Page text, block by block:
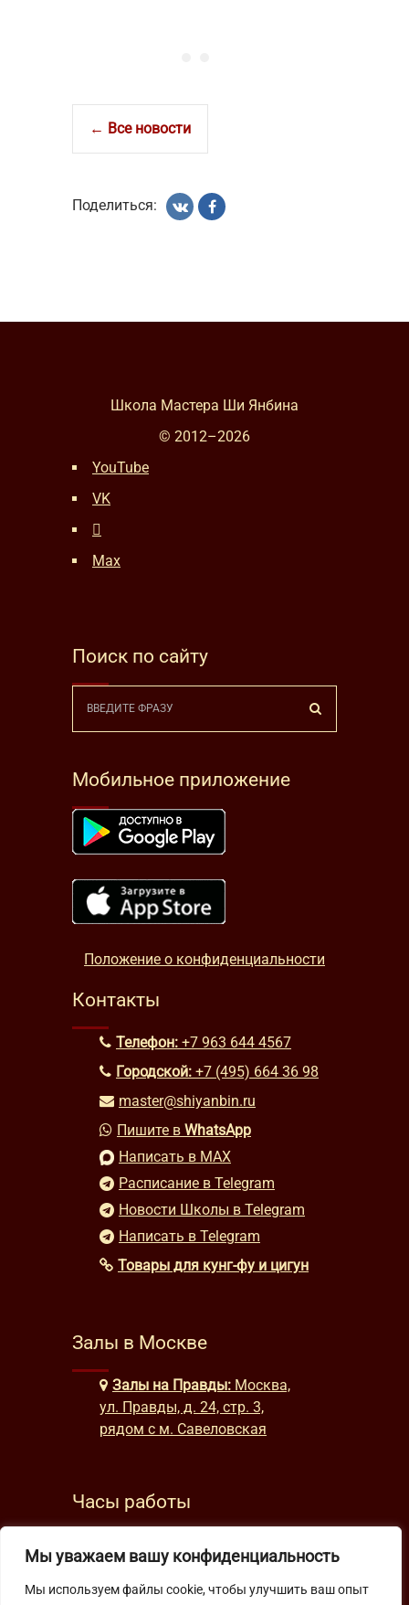
Мы уважаем вашу конфиденциальность
Мы используем файлы cookie, чтобы улучшить ваш опыт
← Все новости
Поделиться:
Школа Мастера Ши Янбина
© 2012–2026
YouTube
VK
Max
Поиск по сайту
Мобильное приложение
Положение о конфиденциальности
Контакты
Телефон: +7 963 644 4567
Городской: +7 (495) 664 36 98
master@shiyanbin.ru
Пишите в WhatsApp
Написать в MAX
Расписание в Telegram
Новости Школы в Telegram
Написать в Telegram
Товары для кунг-фу и цигун
Залы в Москве
Залы на Правды: Москва,
ул. Правды, д. 24, стр. 3,
рядом с м. Савеловская
Часы работы
выходные: с 10:00 до 19:30